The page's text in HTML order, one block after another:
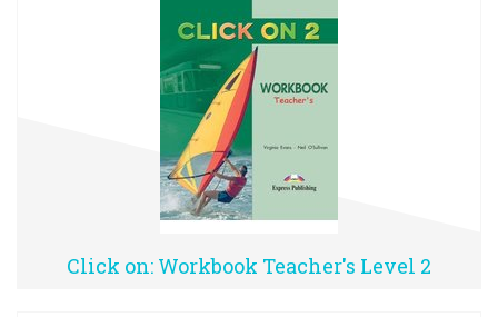
Click on: Workbook Teacher's Level 2